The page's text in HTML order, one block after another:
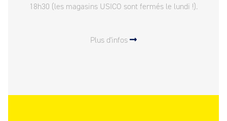
18h30 (les magasins USICO sont fermés le lundi !).
Plus d'infos